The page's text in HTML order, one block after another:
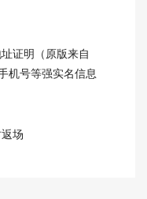
证明（原版来自
机号等强实名信息
场